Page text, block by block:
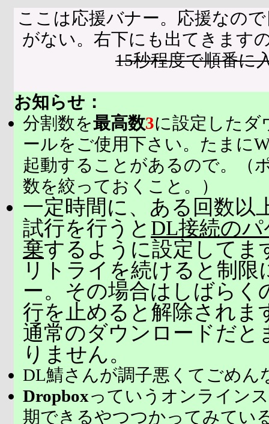
ここは応援バナー。応援なの
がない。右下にも出てきます
15秒程度で順番に
お知らせ：
分割数を最高数3に設定したダ
ールをご使用下さい。たまに
起動することがあるので。（
数を絞っておくこと。）
一定時間に、ある回数以
試行を行うと DL接続の
棄するように設定してま
リトライを続けると制限
ー。その場合はしばらく
行を止めると解除されま
通常のダウンロードだと
りません。
DL鯖さんが調子悪くてごめん
Dropboxっていうオンライン
期できるやつつかってみてい